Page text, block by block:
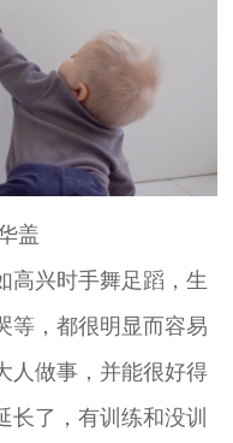
盖
兴时手舞足蹈，生
等，都很明显而容易
人做事，并能很好得
长了，有训练和没训